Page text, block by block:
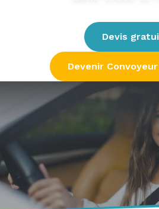
Devis
Devenir